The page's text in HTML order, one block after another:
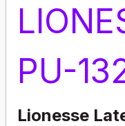
PU-
Lionesse